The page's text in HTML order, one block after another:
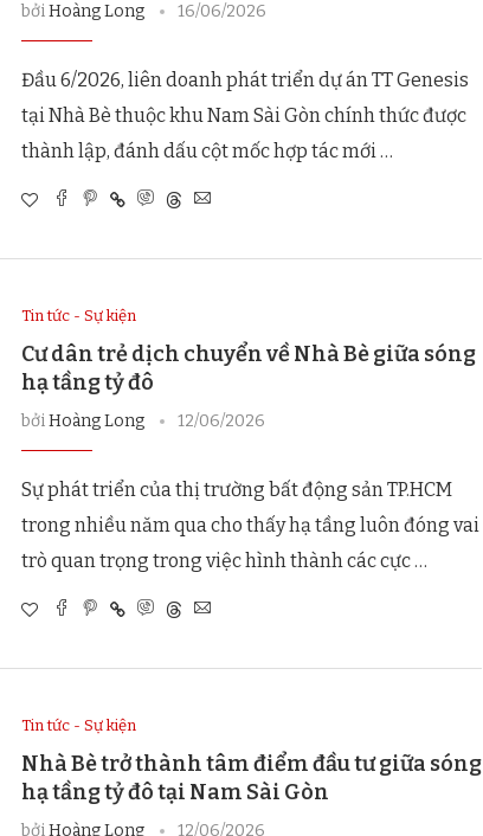
bởiHoàng Long 16/06/2026
Đầu 6/2026, liên doanh phát triển dự án TT Genesis
tại Nhà Bè thuộc khu Nam Sài Gòn chính thức được
thành lập, đánh dấu cột mốc hợp tác mới …
Tin tức - Sự kiện
Cư dân trẻ dịch chuyển về Nhà Bè giữa sóng
hạ tầng tỷ đô
bởiHoàng Long 12/06/2026
Sự phát triển của thị trường bất động sản TP.HCM
trong nhiều năm qua cho thấy hạ tầng luôn đóng vai
trò quan trọng trong việc hình thành các cực …
Tin tức - Sự kiện
Nhà Bè trở thành tâm điểm đầu tư giữa sóng
hạ tầng tỷ đô tại Nam Sài Gòn
bởiHoàng Long 12/06/2026